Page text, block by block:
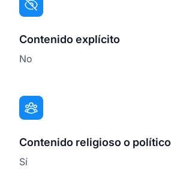
Contenido explícito
No
Contenido religioso o político
Sí